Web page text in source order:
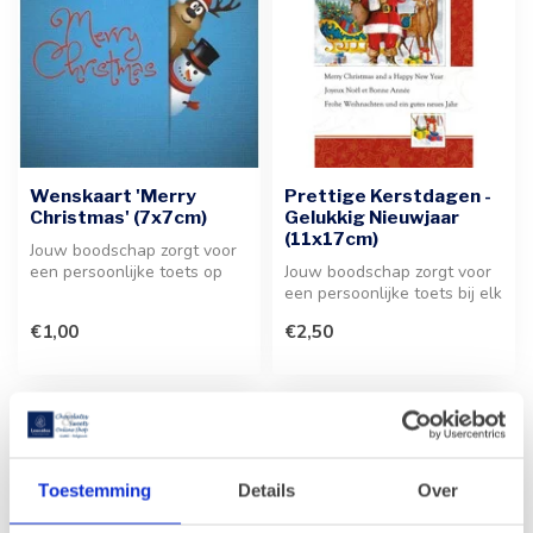
Toestemming Details Over
Wenskaart 'Merry
Christmas' (7x7cm)
Jouw boodschap zorgt voor
een persoonlijke toets op
€1,00
Prettige Kerstdagen -
Gelukkig Nieuwjaar
(11x17cm)
Jouw boodschap zorgt voor
een persoonlijke toets bij elk
€2,50